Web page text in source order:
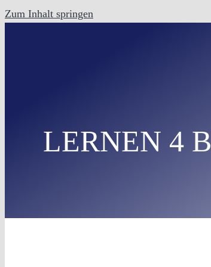
Zum Inhalt springen
LERNEN 4